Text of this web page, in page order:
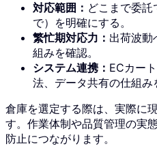
対応範囲： どこまで委託
で）を明確にする。
繁忙期対応力： 出荷波動
組みを確認。
システム連携： ECカー
法、データ共有の仕組み
倉庫を選定する際は、実際に
す。作業体制や品質管理の実
防止につながります。